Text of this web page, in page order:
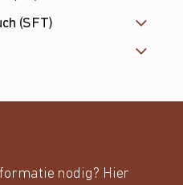
(SFT)
nodig? Hier